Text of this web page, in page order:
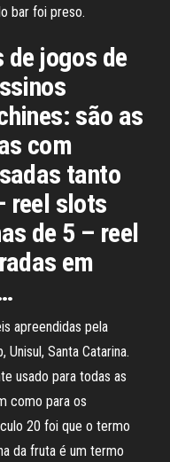
bar foi preso.
jogos de
são as
com
tanto
reel slots
de 5 – reel
em
apreendidas pela
Santa Catarina.
usado para todas as
como para os
20 foi que o termo
da fruta é um termo